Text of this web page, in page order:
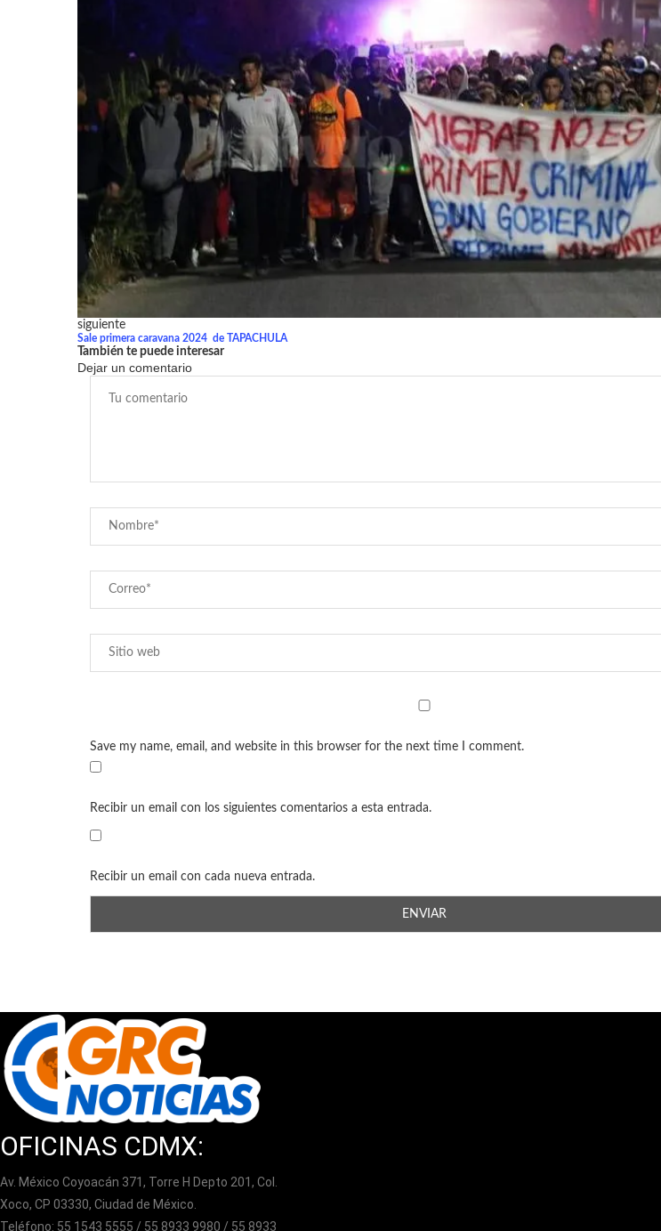
siguiente
Sale primera caravana 2024 de TAPACHULA
También te puede interesar
Dejar un comentario
Save my name, email, and website in this browser for the next time I comment.
Recibir un email con los siguientes comentarios a esta entrada.
Recibir un email con cada nueva entrada.
OFICINAS CDMX:
Av. México Coyoacán 371, Torre H Depto 201, Col.
Xoco, CP 03330, Ciudad de México.
Teléfono: 55 1543 5555 / 55 8933 9980 / 55 8933